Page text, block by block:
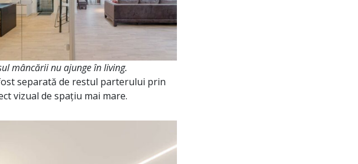
mâncării nu ajunge în living.
separată de restul parterului prin
vizual de spațiu mai mare.